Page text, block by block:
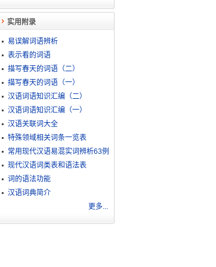
实用附录
易误解词语辨析
表示看的词语
描写春天的词语（二）
描写春天的词语（一）
汉语词语知识汇编（二）
汉语词语知识汇编（一）
汉语关联词大全
特殊领域相关词条一览表
常用现代汉语易混实词辨析63例
现代汉语词类表和语法表
词的语法功能
汉语词典简介
更多...